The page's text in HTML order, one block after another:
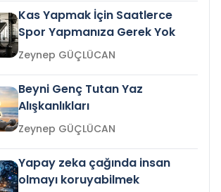
Kas Yapmak İçin Saatlerce
Spor Yapmanıza Gerek Yok
Zeynep GÜÇLÜCAN
Beyni Genç Tutan Yaz
Alışkanlıkları
Zeynep GÜÇLÜCAN
Yapay zeka çağında insan
olmayı koruyabilmek